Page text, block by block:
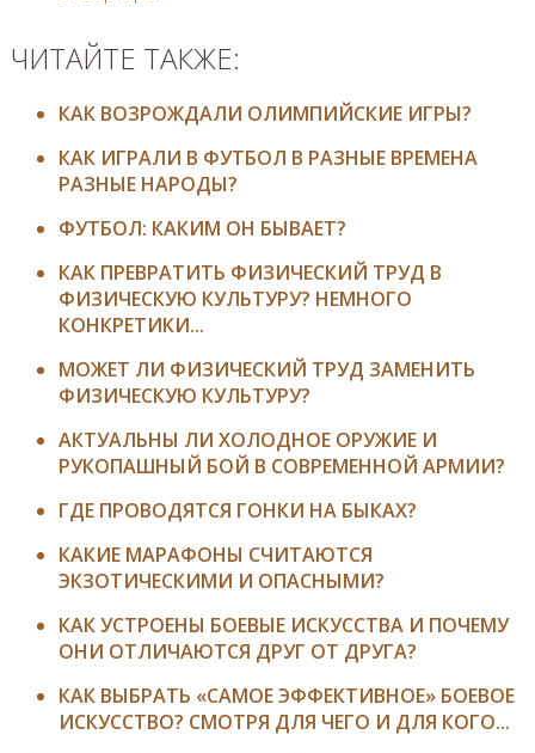
ЧИТАЙТЕ ТАКЖЕ:
КАК ВОЗРОЖДАЛИ ОЛИМПИЙСКИЕ ИГРЫ?
КАК ИГРАЛИ В ФУТБОЛ В РАЗНЫЕ ВРЕМЕНА
РАЗНЫЕ НАРОДЫ?
ФУТБОЛ: КАКИМ ОН БЫВАЕТ?
КАК ПРЕВРАТИТЬ ФИЗИЧЕСКИЙ ТРУД В
ФИЗИЧЕСКУЮ КУЛЬТУРУ? НЕМНОГО
КОНКРЕТИКИ...
МОЖЕТ ЛИ ФИЗИЧЕСКИЙ ТРУД ЗАМЕНИТЬ
ФИЗИЧЕСКУЮ КУЛЬТУРУ?
АКТУАЛЬНЫ ЛИ ХОЛОДНОЕ ОРУЖИЕ И
РУКОПАШНЫЙ БОЙ В СОВРЕМЕННОЙ АРМИИ?
ГДЕ ПРОВОДЯТСЯ ГОНКИ НА БЫКАХ?
КАКИЕ МАРАФОНЫ СЧИТАЮТСЯ
ЭКЗОТИЧЕСКИМИ И ОПАСНЫМИ?
КАК УСТРОЕНЫ БОЕВЫЕ ИСКУССТВА И ПОЧЕМУ
ОНИ ОТЛИЧАЮТСЯ ДРУГ ОТ ДРУГА?
КАК ВЫБРАТЬ «САМОЕ ЭФФЕКТИВНОЕ» БОЕВОЕ
ИСКУССТВО? СМОТРЯ ДЛЯ ЧЕГО И ДЛЯ КОГО...